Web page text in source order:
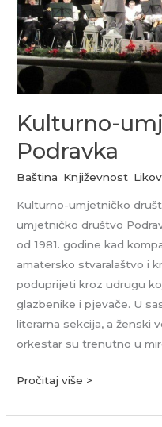
Kulturno-
Podravka
Baština Književnost
Kulturno-umjetničko
umjetničko društvo
od 1981. godine kad
amatersko stvaralaštvo i
poduprijeti kroz udrugu
glazbenike i pjevače. U
literarna sekcija, a ženski
orkestar su trenutno u
Pročitaj više >